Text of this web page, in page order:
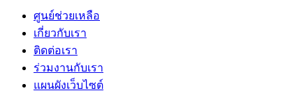
ศูนย์ช่วยเหลือ
เกี่ยวกับเรา
ติดต่อเรา
ร่วมงานกับเรา
แผนผังเว็บไซต์